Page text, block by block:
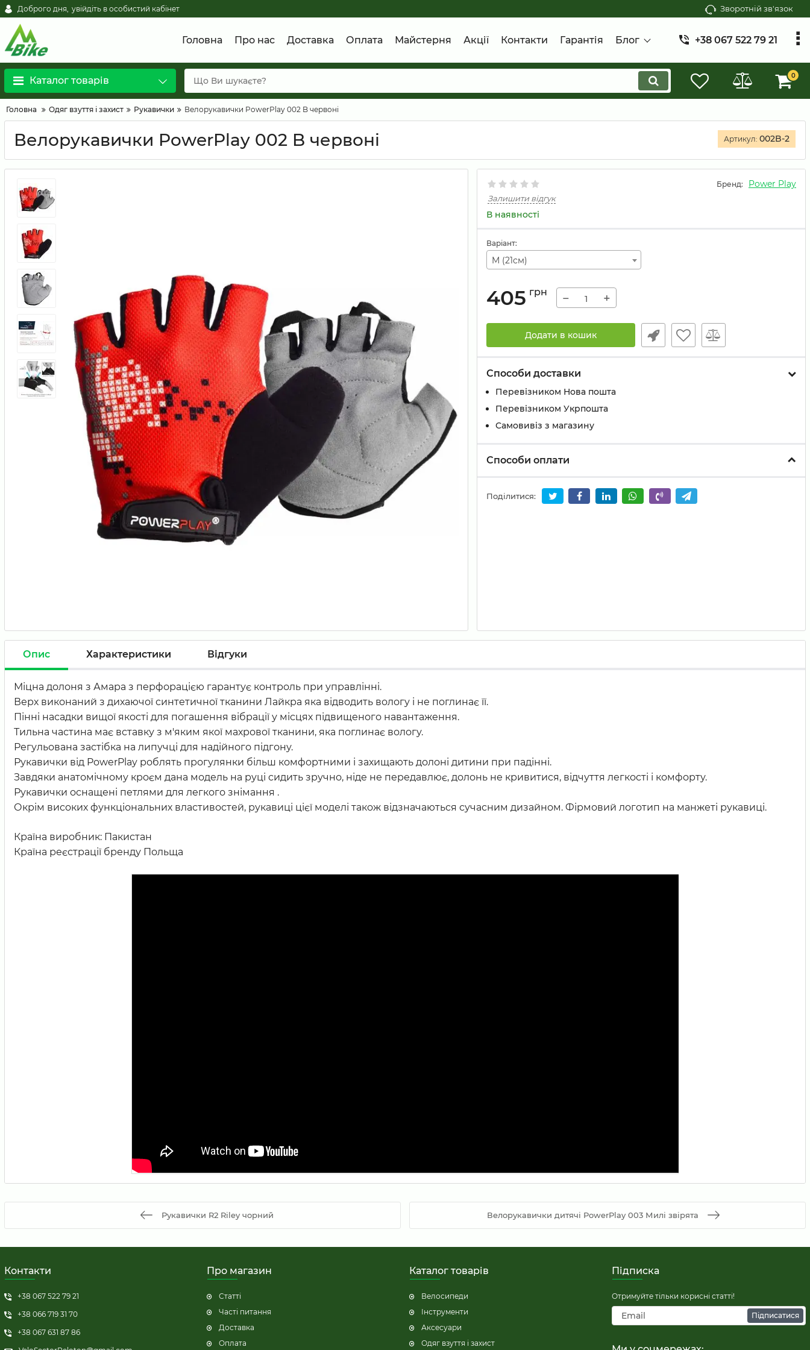
Доброго дня, увійдіть в особистий кабінет Зворотній зв'язок
Головна Про нас Доставка Оплата Майстерня Акції Контакти Гарантія Блог +38 067 522 79 21
Каталог товарів 0
Головна Одяг взуття і захист Рукавички Велорукавички PowerPlay 002 B червоні
Велорукавички PowerPlay 002 B червоні Артикул: 002B-2
Бренд: Power Play
Залишити відгук
В наявності
Варіант:
M (21см)
405 грн − +
Додати в кошик
Способи доставки
Перевізником Нова пошта
Перевізником Укрпошта
Самовивіз з магазину
Способи оплати
Поділитися:
Опис Характеристики Відгуки
Міцна долоня з Амара з перфорацією гарантує контроль при управлінні.
Верх виконаний з дихаючої синтетичної тканини Лайкра яка відводить вологу і не поглинає її.
Пінні насадки вищої якості для погашення вібрації у місцях підвищеного навантаження.
Тильна частина має вставку з м'яким якої махрової тканини, яка поглинає вологу.
Регульована застібка на липучці для надійного підгону.
Рукавички від PowerPlay роблять прогулянки більш комфортними і захищають долоні дитини при падінні.
Завдяки анатомічному кроєм дана модель на руці сидить зручно, ніде не передавлює, долонь не кривитися, відчуття легкості і комфорту.
Рукавички оснащені петлями для легкого знімання .
Окрім високих функціональних властивостей, рукавиці цієї моделі також відзначаються сучасним дизайном. Фірмовий логотип на манжеті рукавиці.
Країна виробник: Пакистан
Країна реєстрації бренду Польща
Рукавички R2 Riley чорний Велорукавички дитячі PowerPlay 003 Милі звірята
Контакти
+38 067 522 79 21
+38 066 719 31 70
+38 067 631 87 86
Про магазин
Статті
Часті питання
Доставка
Оплата
Каталог товарів
Велосипеди
Інструменти
Аксесуари
Одяг взуття і захист
Підписка
Отримуйте тільки корисні статті!
Підписатися